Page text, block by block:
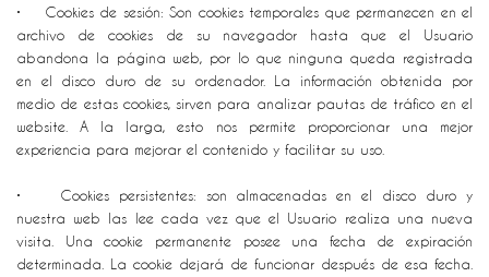
• Cookies de sesión: Son cookies temporales que permanecen en el
archivo de cookies de su navegador hasta que el Usuario
abandona la página web, por lo que ninguna queda registrada
en el disco duro de su ordenador. La información obtenida por
medio de estas cookies, sirven para analizar pautas de tráfico en el
website. A la larga, esto nos permite proporcionar una mejor
experiencia para mejorar el contenido y facilitar su uso.
• Cookies persistentes: son almacenadas en el disco duro y
nuestra web las lee cada vez que el Usuario realiza una nueva
visita. Una cookie permanente posee una fecha de expiración
determinada. La cookie dejará de funcionar después de esa fecha.